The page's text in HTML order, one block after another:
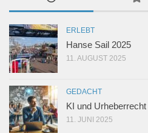
ERLEBT
Hanse Sail 2025
11. AUGUST 2025
GEDACHT
KI und Urheberrecht
11. JUNI 2025